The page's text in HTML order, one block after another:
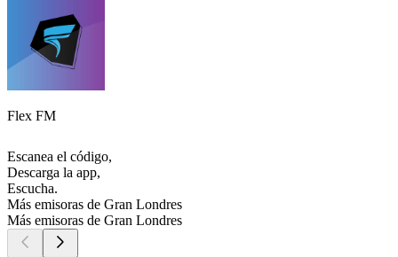
Flex FM
Escanea el código,
Descarga la app,
Escucha.
Más emisoras de Gran Londres
Más emisoras de Gran Londres